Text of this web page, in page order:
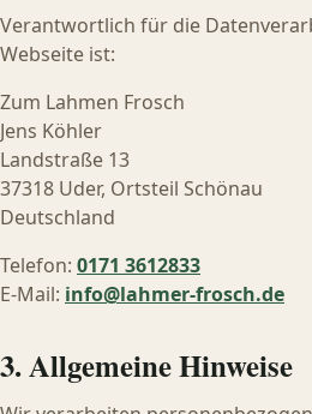
Verantwortlich für die
Webseite ist:
Zum Lahmen Frosch
Jens Köhler
Landstraße 13
37318 Uder, Ortsteil Schönau
Deutschland
Telefon: 0171 3612833
E-Mail: info@lahmer-frosch.de
3. Allgemeine Hinweise